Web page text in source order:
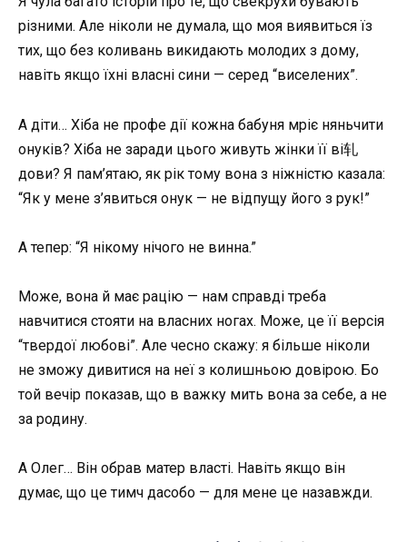
різними. Але ніколи не думала, що моя виявиться їз
тих, що без коливань викидають молодих з дому,
навіть якщо їхні власні сини — серед “виселених”.
А діти… Хіба не профе дії кожна бабуня мріє няньчити
онуків? Хіба не заради цього живуть жінки її ві轧
дови? Я пам’ятаю, як рік тому вона з ніжністю казала:
“Як у мене з’явиться онук — не відпущу його з рук!”
А тепер: “Я нікому нічого не винна.”
Може, вона й має рацію — нам справді треба
навчитися стояти на власних ногах. Може, це її версія
“твердої любові”. Але чесно скажу: я більше ніколи
не зможу дивитися на неї з колишньою довірою. Бо
той вечір показав, що в важку мить вона за себе, а не
за родину.
А Олег… Він обрав матер власті. Навіть якщо він
думає, що це тимч дасобо — для мене це назавжди.